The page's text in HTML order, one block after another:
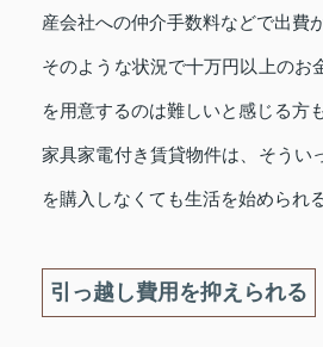
産会社への仲介手数料などで出費
そのような状況で十万円以上のお
を用意するのは難しいと感じる方
家具家電付き賃貸物件は、そうい
を購入しなくても生活を始められ
引っ越し費用を抑えられる